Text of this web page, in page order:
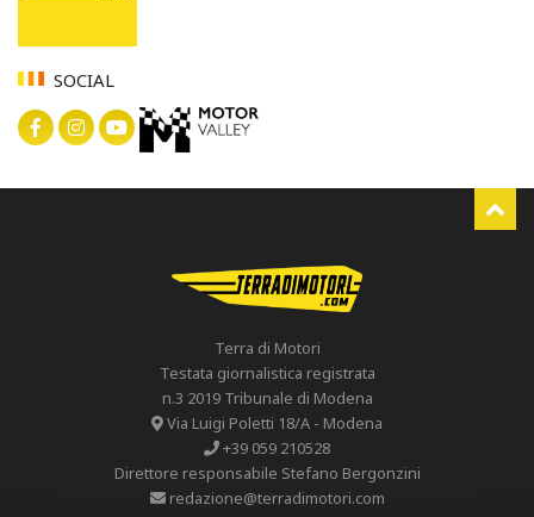
SOCIAL
Terra di Motori
Testata giornalistica registrata
n.3 2019 Tribunale di Modena
Via Luigi Poletti 18/A - Modena
+39 059 210528
Direttore responsabile Stefano Bergonzini
redazione@terradimotori.com